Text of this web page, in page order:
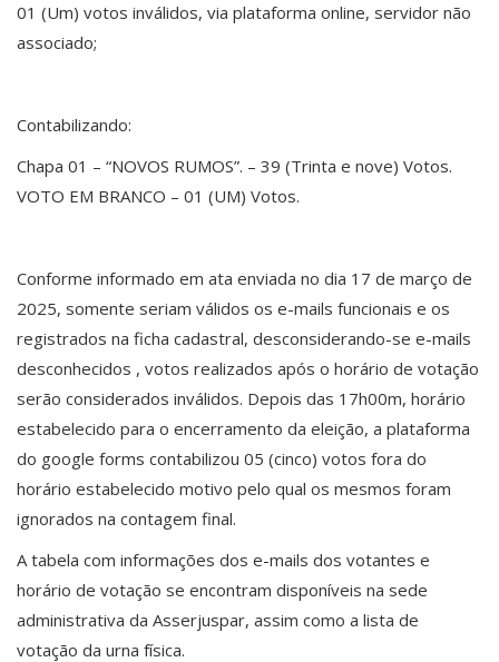
01 (Um) votos inválidos, via plataforma online, servidor não
associado;
Contabilizando:
Chapa 01 – “NOVOS RUMOS”. – 39 (Trinta e nove) Votos.
VOTO EM BRANCO – 01 (UM) Votos.
Conforme informado em ata enviada no dia 17 de março de
2025, somente seriam válidos os e-mails funcionais e os
registrados na ficha cadastral, desconsiderando-se e-mails
desconhecidos , votos realizados após o horário de votação
serão considerados inválidos. Depois das 17h00m, horário
estabelecido para o encerramento da eleição, a plataforma
do google forms contabilizou 05 (cinco) votos fora do
horário estabelecido motivo pelo qual os mesmos foram
ignorados na contagem final.
A tabela com informações dos e-mails dos votantes e
horário de votação se encontram disponíveis na sede
administrativa da Asserjuspar, assim como a lista de
votação da urna física.